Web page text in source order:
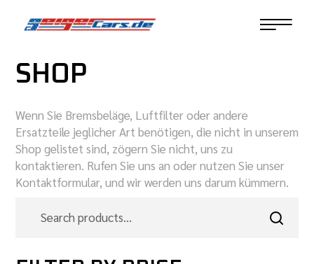
SHOP
Wenn Sie Bremsbeläge, Luftfilter oder andere
Ersatzteile jeglicher Art benötigen, die nicht in unserem
Shop gelistet sind, zögern Sie nicht, uns zu
kontaktieren. Rufen Sie uns an oder nutzen Sie unser
Kontaktformular, und wir werden uns darum kümmern.